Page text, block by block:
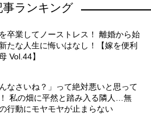
事ランキング
卒業してノーストレス！ 離婚から始
たな人生に悔いはなし！【嫁を便利
Vol.44】
なさいね？」って絶対悪いと思って
私の畑に平然と踏み入る隣人…無
行動にモヤモヤが止まらない